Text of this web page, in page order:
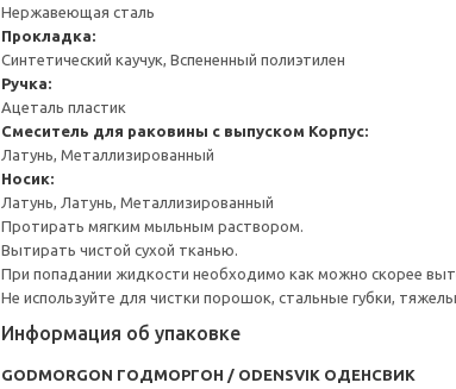
Нержавеющая сталь
Прокладка:
Синтетический каучук, Вспененный полиэтилен
Ручка:
Ацеталь пластик
Смеситель для раковины с выпуском Корпус:
Латунь, Металлизированный
Носик:
Латунь, Латунь, Металлизированный
Протирать мягким мыльным раствором.
Вытирать чистой сухой тканью.
При попадании жидкости необходимо как можно скорее
Не используйте для чистки порошок, стальные губки,
Информация об упаковке
GODMORGON ГОДМОРГОН / ODENSVIK ОДЕНСВИК